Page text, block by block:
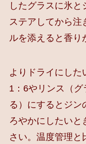
したグラスに氷と
ステアしてから注
ルを添えると香り
よりドライにした
1：6やリンス（
る）にするとジン
ろやかにしたいと
さい。温度管理と